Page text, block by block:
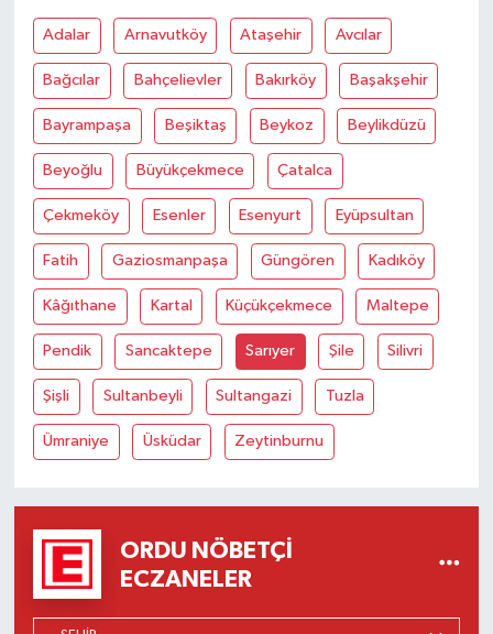
Adalar Arnavutköy Ataşehir Avcılar
Bağcılar Bahçelievler Bakırköy Başakşehir
Bayrampaşa Beşiktaş Beykoz Beylikdüzü
Beyoğlu Büyükçekmece Çatalca
Çekmeköy Esenler Esenyurt Eyüpsultan
Fatih Gaziosmanpaşa Güngören Kadıköy
Kâğıthane Kartal Küçükçekmece Maltepe
Pendik Sancaktepe Sarıyer Şile Silivri
Şişli Sultanbeyli Sultangazi Tuzla
Ümraniye Üsküdar Zeytinburnu
ORDU NÖBETÇI
ECZANELER